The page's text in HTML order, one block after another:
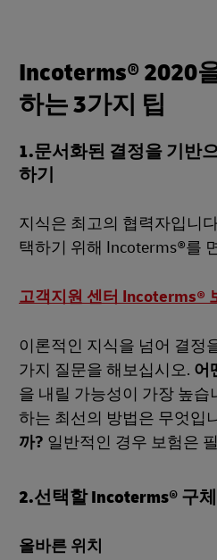
Incoterms® 2020
하는 3가지 팁
1.문서화된 결정을 기반
하기
지식은 최고의 협력자입니
택하기 위해 Incoterms®를
고객지원 센터 Incoterms®
이론적인 지식을 넘어 결정
가지 질문을 해보십시오. 어
을 내릴 가능성이 가장 높습
하는 최선의 방법은 무엇입
까? 일반적인 경우 보험은
2.선택할 Incoterms® 구
올바른 위치